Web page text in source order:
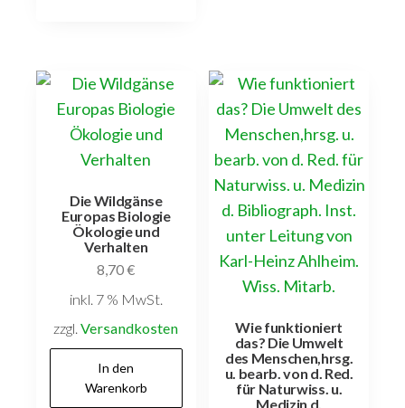
Die Wildgänse
Europas Biologie
Ökologie und
Verhalten
8,70€
inkl. 7 % MwSt.
zzgl.Versandkosten
In den
Warenkorb
Wie funktioniert
das? Die Umwelt
des Menschen,hrsg.
u. bearb. von d. Red.
für Naturwiss. u.
Medizin d.